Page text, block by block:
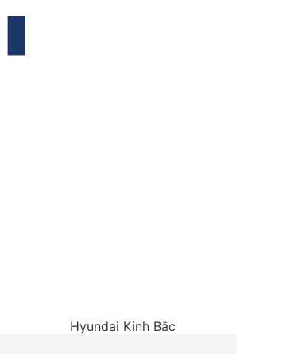
Hyundai Kinh Bắc